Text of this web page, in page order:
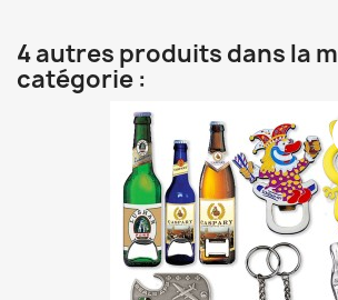
4 autres produits dans la
catégorie :